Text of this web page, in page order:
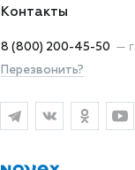
Контакты
8 (800) 200-45-50 —
Перезвонить?